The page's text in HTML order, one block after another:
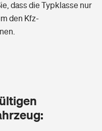
dass die Typklasse nur
den Kfz-